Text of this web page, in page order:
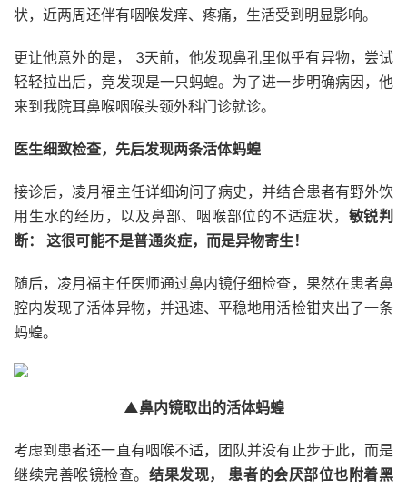
状，近两周还伴有咽喉发痒、疼痛， 生活受到明显影响。
更让他意外的是， 3天前，他发现鼻孔里似乎有异物，尝试
轻轻拉出后，竟发现是一只蚂蝗。 为了进一步明确病因，他
来到我院耳鼻喉咽喉头颈外科门诊就诊。
医生细致检查，先后发现两条活体蚂蝗
接诊后，凌月福主任详细询问了病史，并结合患者有野外饮
用生水的经历，以及鼻部、咽喉部位的不适症状， 敏锐判
断： 这很可能不是普通炎症，而是异物寄生！
随后， 凌月福主任医师通过鼻内镜仔细检查，果然在患者鼻
腔内发现了活体异物，并迅速、平稳地用活检钳夹出了一条
蚂蝗。
▲鼻内镜取出的活体蚂蝗
考虑到患者还一直有咽喉不适，团队并没有止步于此，而是
继续完善喉镜检查。结果发现，患者的会厌部位也附着黑